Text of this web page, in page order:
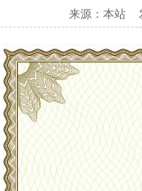
来源：本站